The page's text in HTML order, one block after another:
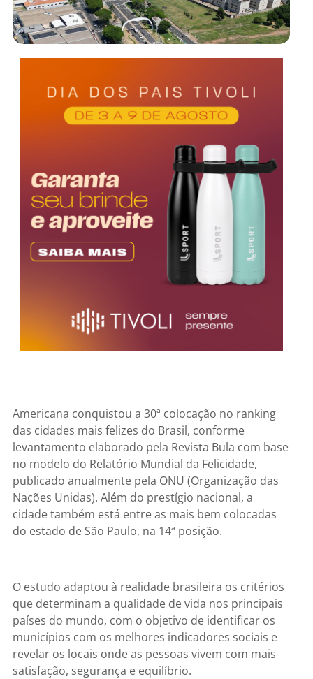
Americana conquistou a 30ª colocação no ranking
das cidades mais felizes do Brasil, conforme
levantamento elaborado pela Revista Bula com base
no modelo do Relatório Mundial da Felicidade,
publicado anualmente pela ONU (Organização das
Nações Unidas). Além do prestígio nacional, a
cidade também está entre as mais bem colocadas
do estado de São Paulo, na 14ª posição.
O estudo adaptou à realidade brasileira os critérios
que determinam a qualidade de vida nos principais
países do mundo, com o objetivo de identificar os
municípios com os melhores indicadores sociais e
revelar os locais onde as pessoas vivem com mais
satisfação, segurança e equilíbrio.